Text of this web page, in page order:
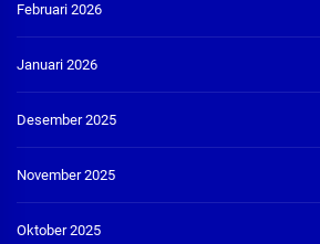
Februari 2026
Januari 2026
Desember 2025
November 2025
Oktober 2025